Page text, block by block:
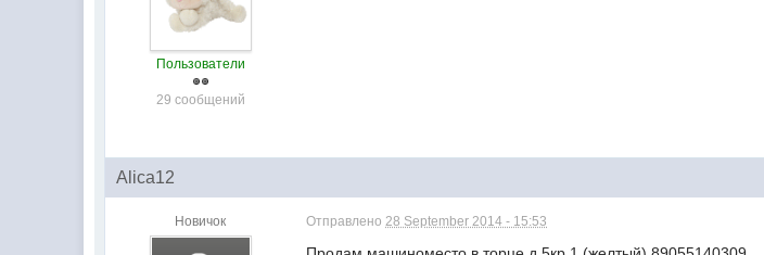
Пользователи
29 сообщений
Alica12
Новичок Отправлено28 September 2014 - 15:53